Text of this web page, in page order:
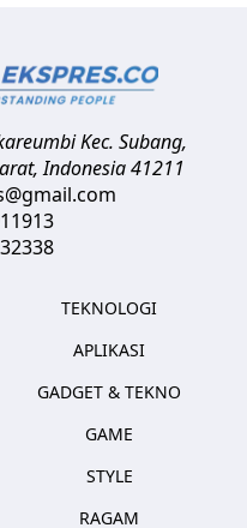
Kec. Subang,
,Indonesia41211
TEKNOLOGI
APLIKASI
GADGET & TEKNO
GAME
STYLE
RAGAM